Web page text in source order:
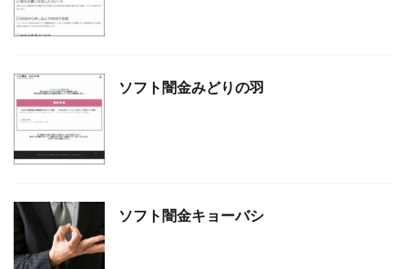
ソフト闇金みどりの羽
ソフト闇金キョーバシ